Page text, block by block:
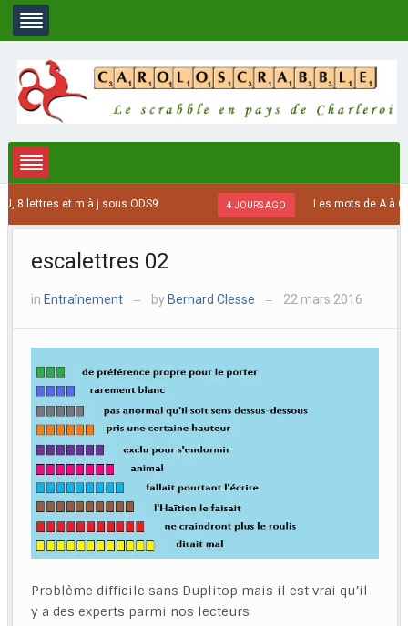
8 lettres et m à j sous ODS9 4 JOURS AGO Les mots de A à C
escalettres 02
in Entraînement — by Bernard Clesse — 22 mars 2016
Problème difficile sans Duplitop mais il est vrai qu’il
y a des experts parmi nos lecteurs